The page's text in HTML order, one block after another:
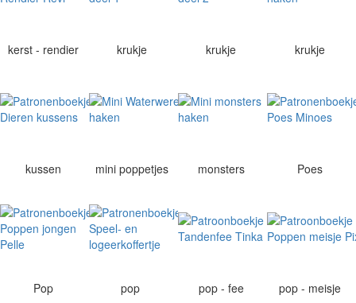
kerst - rendier krukje krukje krukje
kussen mini poppetjes monsters Poes
Pop pop pop - fee pop - meisje